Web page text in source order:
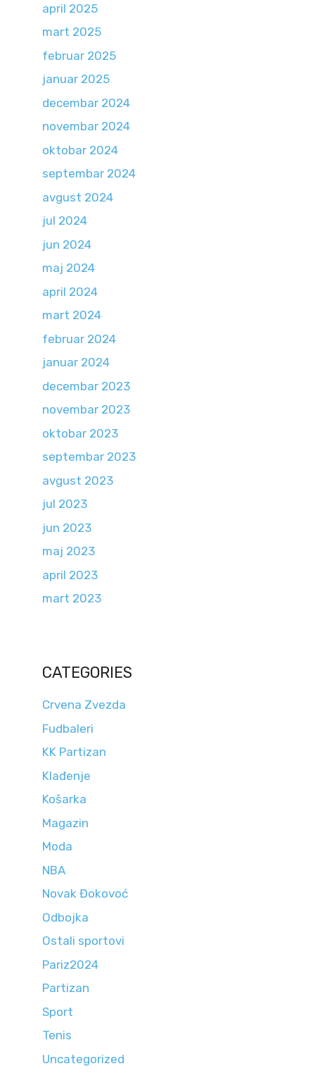
april 2025
mart 2025
februar 2025
januar 2025
decembar 2024
novembar 2024
oktobar 2024
septembar 2024
avgust 2024
jul 2024
jun 2024
maj 2024
april 2024
mart 2024
februar 2024
januar 2024
decembar 2023
novembar 2023
oktobar 2023
septembar 2023
avgust 2023
jul 2023
jun 2023
maj 2023
april 2023
mart 2023
CATEGORIES
Crvena Zvezda
Fudbaleri
KK Partizan
Klađenje
Košarka
Magazin
Moda
NBA
Novak Đokovoć
Odbojka
Ostali sportovi
Pariz2024
Partizan
Sport
Tenis
Uncategorized